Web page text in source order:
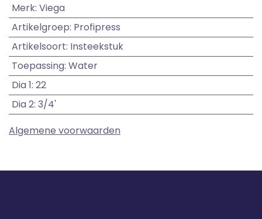
Merk: Viega
Artikelgroep: Profipress
Artikelsoort: Insteekstuk
Toepassing: Water
Dia 1: 22
Dia 2: 3/4'
Algemene voorwaarden